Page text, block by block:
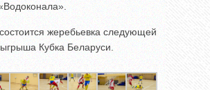
жеребьевка следующей
Кубка Беларуси.